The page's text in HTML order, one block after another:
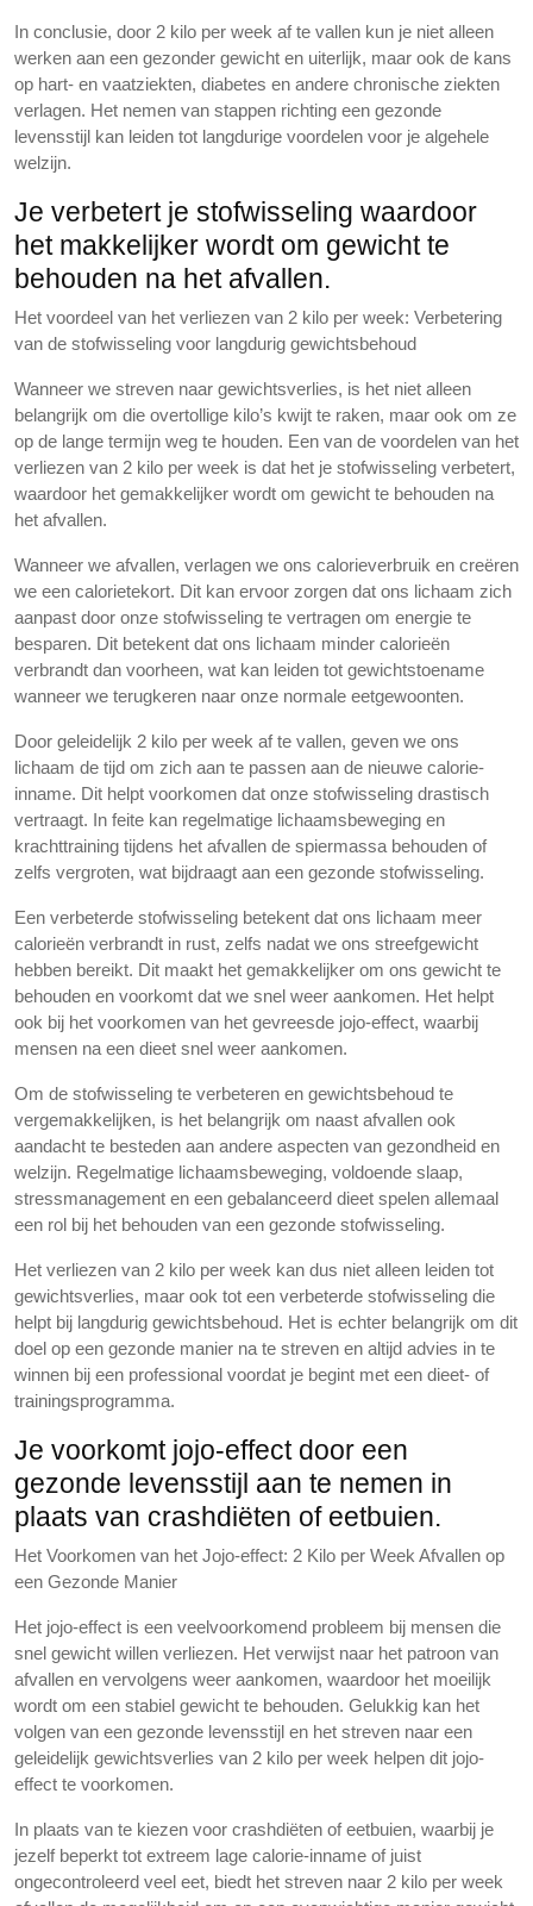
In conclusie, door 2 kilo per week af te vallen kun je niet alleen
werken aan een gezonder gewicht en uiterlijk, maar ook de kans
op hart- en vaatziekten, diabetes en andere chronische ziekten
verlagen. Het nemen van stappen richting een gezonde
levensstijl kan leiden tot langdurige voordelen voor je algehele
welzijn.
Je verbetert je stofwisseling waardoor
het makkelijker wordt om gewicht te
behouden na het afvallen.
Het voordeel van het verliezen van 2 kilo per week: Verbetering
van de stofwisseling voor langdurig gewichtsbehoud
Wanneer we streven naar gewichtsverlies, is het niet alleen
belangrijk om die overtollige kilo’s kwijt te raken, maar ook om ze
op de lange termijn weg te houden. Een van de voordelen van het
verliezen van 2 kilo per week is dat het je stofwisseling verbetert,
waardoor het gemakkelijker wordt om gewicht te behouden na
het afvallen.
Wanneer we afvallen, verlagen we ons calorieverbruik en creëren
we een calorietekort. Dit kan ervoor zorgen dat ons lichaam zich
aanpast door onze stofwisseling te vertragen om energie te
besparen. Dit betekent dat ons lichaam minder calorieën
verbrandt dan voorheen, wat kan leiden tot gewichtstoename
wanneer we terugkeren naar onze normale eetgewoonten.
Door geleidelijk 2 kilo per week af te vallen, geven we ons
lichaam de tijd om zich aan te passen aan de nieuwe calorie-
inname. Dit helpt voorkomen dat onze stofwisseling drastisch
vertraagt. In feite kan regelmatige lichaamsbeweging en
krachttraining tijdens het afvallen de spiermassa behouden of
zelfs vergroten, wat bijdraagt ​​aan een gezonde stofwisseling.
Een verbeterde stofwisseling betekent dat ons lichaam meer
calorieën verbrandt in rust, zelfs nadat we ons streefgewicht
hebben bereikt. Dit maakt het gemakkelijker om ons gewicht te
behouden en voorkomt dat we snel weer aankomen. Het helpt
ook bij het voorkomen van het gevreesde jojo-effect, waarbij
mensen na een dieet snel weer aankomen.
Om de stofwisseling te verbeteren en gewichtsbehoud te
vergemakkelijken, is het belangrijk om naast afvallen ook
aandacht te besteden aan andere aspecten van gezondheid en
welzijn. Regelmatige lichaamsbeweging, voldoende slaap,
stressmanagement en een gebalanceerd dieet spelen allemaal
een rol bij het behouden van een gezonde stofwisseling.
Het verliezen van 2 kilo per week kan dus niet alleen leiden tot
gewichtsverlies, maar ook tot een verbeterde stofwisseling die
helpt bij langdurig gewichtsbehoud. Het is echter belangrijk om dit
doel op een gezonde manier na te streven en altijd advies in te
winnen bij een professional voordat je begint met een dieet- of
trainingsprogramma.
Je voorkomt jojo-effect door een
gezonde levensstijl aan te nemen in
plaats van crashdiëten of eetbuien.
Het Voorkomen van het Jojo-effect: 2 Kilo per Week Afvallen op
een Gezonde Manier
Het jojo-effect is een veelvoorkomend probleem bij mensen die
snel gewicht willen verliezen. Het verwijst naar het patroon van
afvallen en vervolgens weer aankomen, waardoor het moeilijk
wordt om een stabiel gewicht te behouden. Gelukkig kan het
volgen van een gezonde levensstijl en het streven naar een
geleidelijk gewichtsverlies van 2 kilo per week helpen dit jojo-
effect te voorkomen.
In plaats van te kiezen voor crashdiëten of eetbuien, waarbij je
jezelf beperkt tot extreem lage calorie-inname of juist
ongecontroleerd veel eet, biedt het streven naar 2 kilo per week